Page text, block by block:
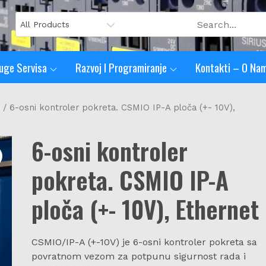
Servisa Razvoj I Programiranje Kontakti – O
/ 6-osni kontroler pokreta. CSMIO IP-A ploča (+- 10V),
6-osni kontroler
pokreta. CSMIO IP-A
ploča (+- 10V), Ethernet
CSMIO/IP-A (+-10V) je 6-osni kontroler pokreta sa
povratnom vezom za potpunu sigurnost rada i